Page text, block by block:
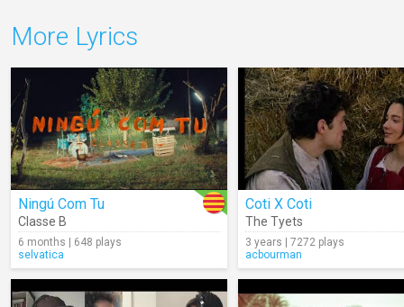
More Lyrics
Ningú Com Tu
Classe B
6 months | 648 plays
selvatica
Coti X Coti
The Tyets
3 years | 7272 plays
acbourman